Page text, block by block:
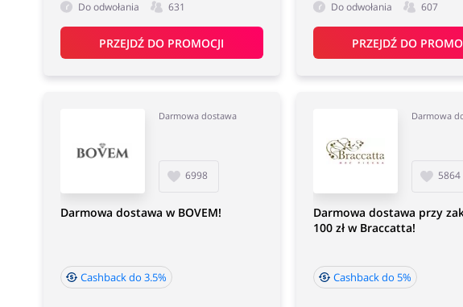
Do odwołania 631
PRZEJDŹ DO PROMOCJI
Do odwołania 607
PRZEJDŹ DO
Darmowa dostawa
6998
Darmowa dostawa w BOVEM!
Cashback do 3.5%
Darmowa
5864
Darmowa dostawa przy
100 zł w Braccatta!
Cashback do 5%